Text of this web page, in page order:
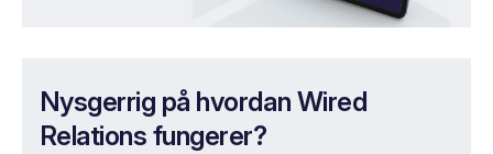
Nysgerrig på hvordan Wired
Relations fungerer?